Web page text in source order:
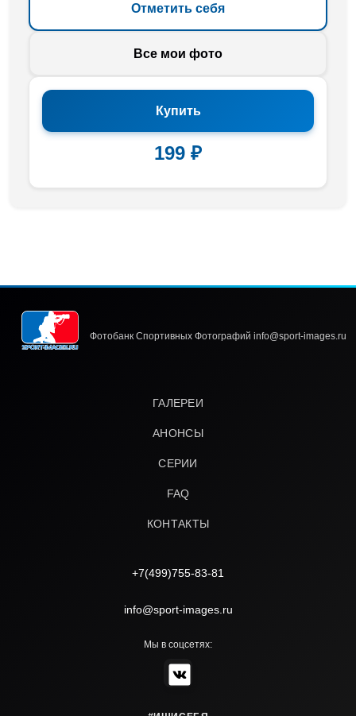
Отметить себя
Все мои фото
Купить
199 ₽
Фотобанк Спортивных Фотографий info@sport-images.ru
ГАЛЕРЕИ
АНОНСЫ
СЕРИИ
FAQ
КОНТАКТЫ
+7(499)755-83-81
info@sport-images.ru
Мы в соцсетях: